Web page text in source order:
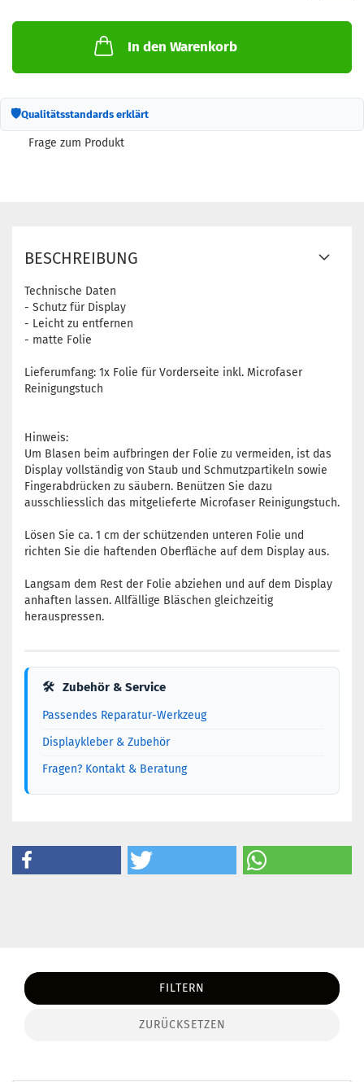
In den Warenkorb
🛡Qualitätsstandards erklärt
Frage zum Produkt
BESCHREIBUNG
Technische Daten
- Schutz für Display
- Leicht zu entfernen
- matte Folie
Lieferumfang: 1x Folie für Vorderseite inkl. Microfaser
Reinigungstuch
Hinweis:
Um Blasen beim aufbringen der Folie zu vermeiden, ist das
Display vollständig von Staub und Schmutzpartikeln sowie
Fingerabdrücken zu säubern. Benützen Sie dazu
ausschliesslich das mitgelieferte Microfaser Reinigungstuch.
Lösen Sie ca. 1 cm der schützenden unteren Folie und
richten Sie die haftenden Oberfläche auf dem Display aus.
Langsam dem Rest der Folie abziehen und auf dem Display
anhaften lassen. Allfällige Bläschen gleichzeitig
herauspressen.
🛠 Zubehör & Service
Passendes Reparatur-Werkzeug
Displaykleber & Zubehör
Fragen? Kontakt & Beratung
FILTERN
ZURÜCKSETZEN